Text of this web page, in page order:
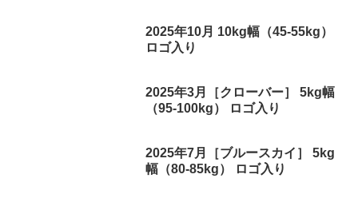
2025年10月 10kg幅（45-55kg）
ロゴ入り
2025年3月［クローバー］ 5kg幅
（95-100kg） ロゴ入り
2025年7月［ブルースカイ］ 5kg
幅（80-85kg） ロゴ入り